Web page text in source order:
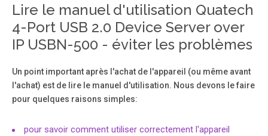
Software_________________________________________4 2.
Page 3
Shield ba sed application, which can be used for
installing, uninstalling and upgrading this USB device
server Client S/W. Pl ease run the self-explanatory Install
shield application to install this USB device se rver Admin
Lire le manuel d'utilisation Quatech
4-Port USB 2.0 Device Server over
IP USBN-500 - éviter les problèmes
Un point important après l'achat de l'appareil (ou même avant
l'achat) est de lire le manuel d'utilisation. Nous devons le faire
pour quelques raisons simples:
pour savoir comment utiliser correctement l'appareil